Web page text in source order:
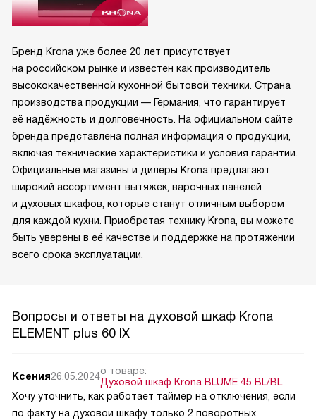
Бренд Krona уже более 20 лет присутствует
на российском рынке и известен как производитель
высококачественной кухонной бытовой техники. Страна
производства продукции — Германия, что гарантирует
её надёжность и долговечность. На официальном сайте
бренда представлена полная информация о продукции,
включая технические характеристики и условия гарантии.
Официальные магазины и дилеры Krona предлагают
широкий ассортимент вытяжек, варочных панелей
и духовых шкафов, которые станут отличным выбором
для каждой кухни. Приобретая технику Krona, вы можете
быть уверены в её качестве и поддержке на протяжении
всего срока эксплуатации.
Вопросы и ответы на духовой шкаф Krona
ELEMENT plus 60 IX
Ксения26.05.2024о товаре:
Духовой шкаф Krona BLUME 45 BL/BL
Хочу уточнить, как работает таймер на отключения, если
по факту на духовои шкафу только 2 поворотных